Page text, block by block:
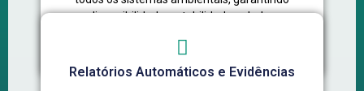
disponibilidade, estabilidade e dados
Relatórios Automáticos e Evidências